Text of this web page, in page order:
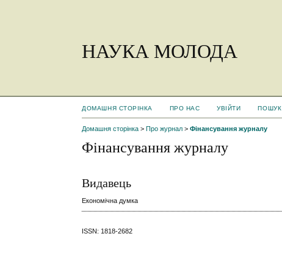
НАУКА МОЛОДА
ДОМАШНЯ СТОРІНКА ПРО НАС УВІЙТИ ПОШУК
Домашня сторінка >Про журнал >Фінансування журналу
Фінансування журналу
Видавець
Економічна думка
ISSN: 1818-2682